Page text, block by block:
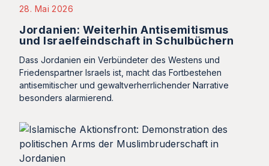
28. Mai 2026
Jordanien: Weiterhin Antisemitismus
und Israelfeindschaft in Schulbüchern
Dass Jordanien ein Verbündeter des Westens und
Friedenspartner Israels ist, macht das Fortbestehen
antisemitischer und gewaltverherrlichender Narrative
besonders alarmierend.